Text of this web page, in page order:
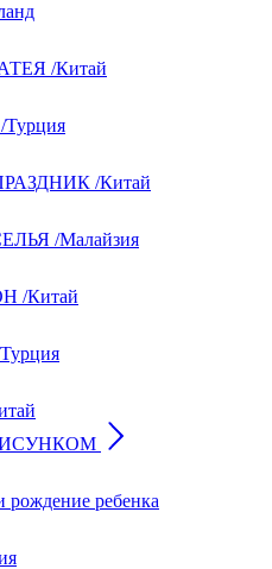
/Китай
/Китай
/Малайзия
/Китай
рождение ребенка